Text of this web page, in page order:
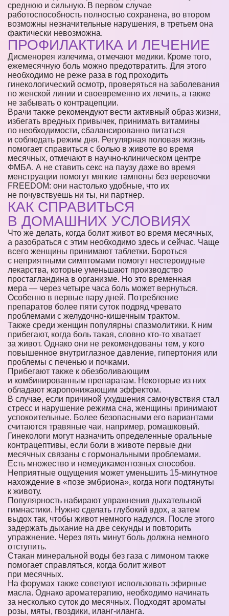
среднюю и сильную. В первом случае
работоспособность полностью сохранена, во втором
возможны незначительные нарушения, в третьем она
фактически невозможна.
ПРОФИЛАКТИКА И ЛЕЧЕНИЕ
Дисменорея излечима, отмечают медики. Кроме того,
ежемесячную боль можно предотвратить. Для этого
необходимо не реже раза в год проходить
гинекологический осмотр, проверяться на заболевания
по женской линии и своевременно их лечить, а также
не забывать о контрацепции.
Врачи также рекомендуют вести активный образ жизни,
избегать вредных привычек, принимать витамины
по необходимости, сбалансированно питаться
и соблюдать режим дня. Регулярная половая жизнь
помогает справиться с болью в животе во время
месячных, отмечают в научно-клиническом центре
ФМБА. А не ставить секс на паузу даже во время
менструации помогут мягкие тампоны без веревочки
FREEDOM: они настолько удобные, что их
не почувствуешь ни ты, ни партнер.
КАК СПРАВИТЬСЯ
В ДОМАШНИХ УСЛОВИЯХ
Что же делать, когда болит живот во время месячных,
а разобраться с этим необходимо здесь и сейчас. Чаще
всего женщины принимают таблетки. Бороться
с неприятными симптомами помогут нестероидные
лекарства, которые уменьшают производство
простагландина в организме. Но это временная
мера — через четыре часа боль может вернуться.
Особенно в первые пару дней. Потребление
препаратов более пяти суток подряд чревато
проблемами с желудочно-кишечным трактом.
Также среди женщин популярны спазмолитики. К ним
прибегают, когда боль такая, словно кто-то хватает
за живот. Однако они не рекомендованы тем, у кого
повышенное внутриглазное давление, гипертония или
проблемы с печенью и почками.
Прибегают также к обезболивающим
и комбинированным препаратам. Некоторые из них
обладают жаропонижающим эффектом.
В случае, если причиной ухудшения самочувствия стал
стресс и нарушение режима сна, женщины принимают
успокоительные. Более безопасными его вариантами
считаются травяные чаи, например, ромашковый.
Гинекологи могут назначить определенные оральные
контрацептивы, если боли в животе первые дни
месячных связаны с гормональными проблемами.
Есть множество и немедикаментозных способов.
Неприятные ощущения может уменьшить 15-минутное
нахождение в «позе эмбриона», когда ноги подтянуты
к животу.
Популярность набирают упражнения дыхательной
гимнастики. Нужно сделать глубокий вдох, а затем
выдох так, чтобы живот немного надулся. После этого
задержать дыхание на две секунды и повторить
упражнение. Через пять минут боль должна немного
отступить.
Стакан минеральной воды без газа с лимоном также
помогает справляться, когда болит живот
при месячных.
На форумах также советуют использовать эфирные
масла. Однако ароматерапию, необходимо начинать
за несколько суток до месячных. Подходят ароматы
розы, мяты, гвоздики, иланг-иланга.